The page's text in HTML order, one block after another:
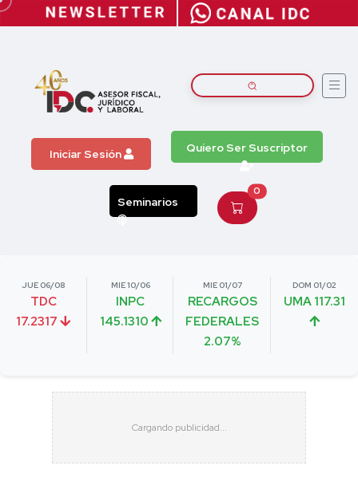
Iniciar Sesión Quiero Ser Suscriptor
Seminarios
0
JUE 06/08
TDC
17.2317
MIE 10/06
INPC
145.1310
MIE 01/07
RECARGOS
FEDERALES
2.07%
DOM 01/02
UMA 117.31